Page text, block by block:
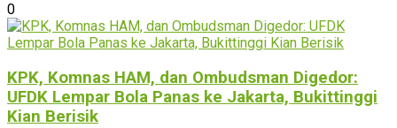
0
KPK, Komnas HAM, dan Ombudsman Digedor:
UFDK Lempar Bola Panas ke Jakarta, Bukittinggi
Kian Berisik